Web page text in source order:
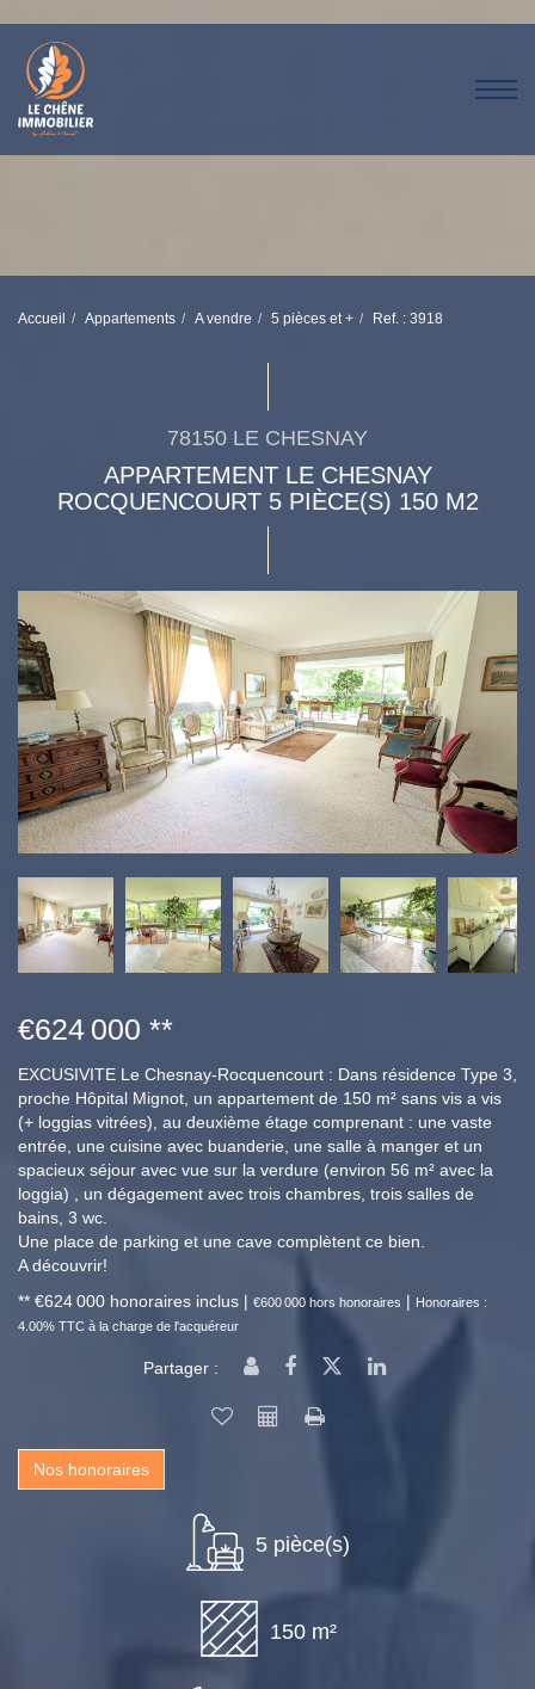
Accueil Appartements A vendre 5 pièces et + Ref. : 3918
78150 LE CHESNAY
APPARTEMENT LE CHESNAY
ROCQUENCOURT 5 PIÈCE(S) 150 M2
€624 000 **
EXCUSIVITE Le Chesnay-Rocquencourt : Dans résidence Type 3,
proche Hôpital Mignot, un appartement de 150 m² sans vis a vis
(+ loggias vitrées), au deuxième étage comprenant : une vaste
entrée, une cuisine avec buanderie, une salle à manger et un
spacieux séjour avec vue sur la verdure (environ 56 m² avec la
loggia) , un dégagement avec trois chambres, trois salles de
bains, 3 wc.
Une place de parking et une cave complètent ce bien.
A découvrir!
** €624 000 honoraires inclus | €600 000 hors honoraires | Honoraires :
4.00% TTC à la charge de l'acquéreur
Partager :
Nos honoraires
5 pièce(s)
150 m²